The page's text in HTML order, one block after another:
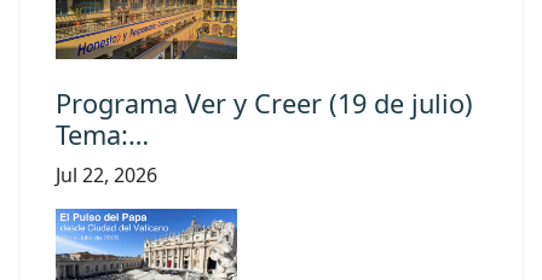
Programa Ver y Creer (19 de julio)
Tema:…
Jul 22, 2026